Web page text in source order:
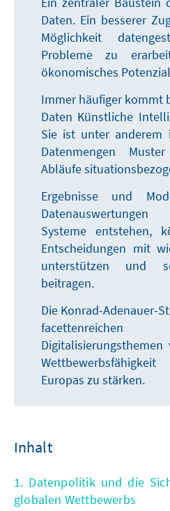
Daten. Ein besserer
Möglichkeit
Probleme zu
ökonomisches
Immer häufiger kommt
Daten Künstliche
Sie ist unter anderem
Datenmengen
Abläufe
Ergebnisse und
Systeme entstehen,
Entscheidungen mit
unterstützen und
beitragen.
Die Konrad-Adenauer-
Europas zu stärken.
Inhalt
1. Datenpolitik und die
globalen Wettbewerbs